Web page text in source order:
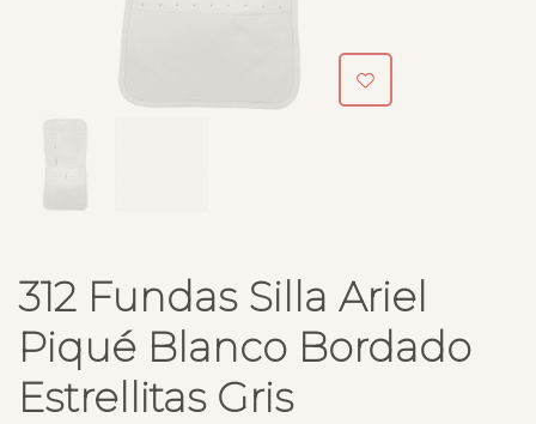
312 Fundas Silla Ariel
Piqué Blanco Bordado
Estrellitas Gris